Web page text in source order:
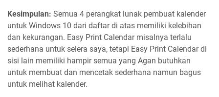
Kesimpulan: Semua 4 perangkat lunak pembuat kalender
untuk Windows 10 dari daftar di atas memiliki kelebihan
dan kekurangan. Easy Print Calendar misalnya terlalu
sederhana untuk selera saya, tetapi Easy Print Calendar di
sisi lain memiliki hampir semua yang Agan butuhkan
untuk membuat dan mencetak sederhana namun bagus
untuk melihat kalender.